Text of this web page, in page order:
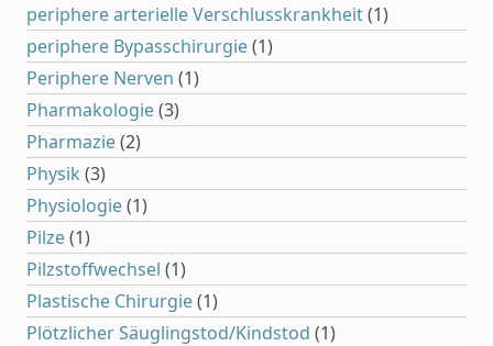
periphere arterielle Verschlusskrankheit(1)
periphere Bypasschirurgie(1)
Periphere Nerven (1)
Pharmakologie(3)
Pharmazie(2)
Physik (3)
Physiologie(1)
Pilze(1)
Pilzstoffwechsel (1)
Plastische Chirurgie(1)
Plötzlicher Säuglingstod/Kindstod (1)